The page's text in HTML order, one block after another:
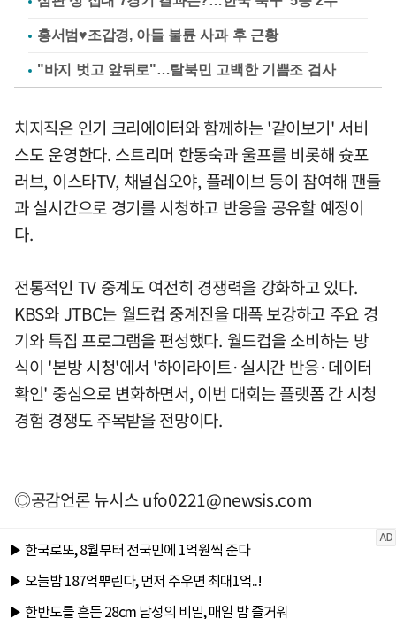
홍서범♥조갑경, 아들 불륜 사과 후 근황
"바지 벗고 앞뒤로"…탈북민 고백한 기쁨조 검사
치지직은 인기 크리에이터와 함께하는 '같이보기' 서비
스도 운영한다. 스트리머 한동숙과 울프를 비롯해 슛포
러브, 이스타TV, 채널십오야, 플레이브 등이 참여해 팬들
과 실시간으로 경기를 시청하고 반응을 공유할 예정이
다.
전통적인 TV 중계도 여전히 경쟁력을 강화하고 있다.
KBS와 JTBC는 월드컵 중계진을 대폭 보강하고 주요 경
기와 특집 프로그램을 편성했다. 월드컵을 소비하는 방
식이 '본방 시청'에서 '하이라이트·실시간 반응·데이터
확인' 중심으로 변화하면서, 이번 대회는 플랫폼 간 시청
경험 경쟁도 주목받을 전망이다.
◎공감언론 뉴시스ufo0221@newsis.com